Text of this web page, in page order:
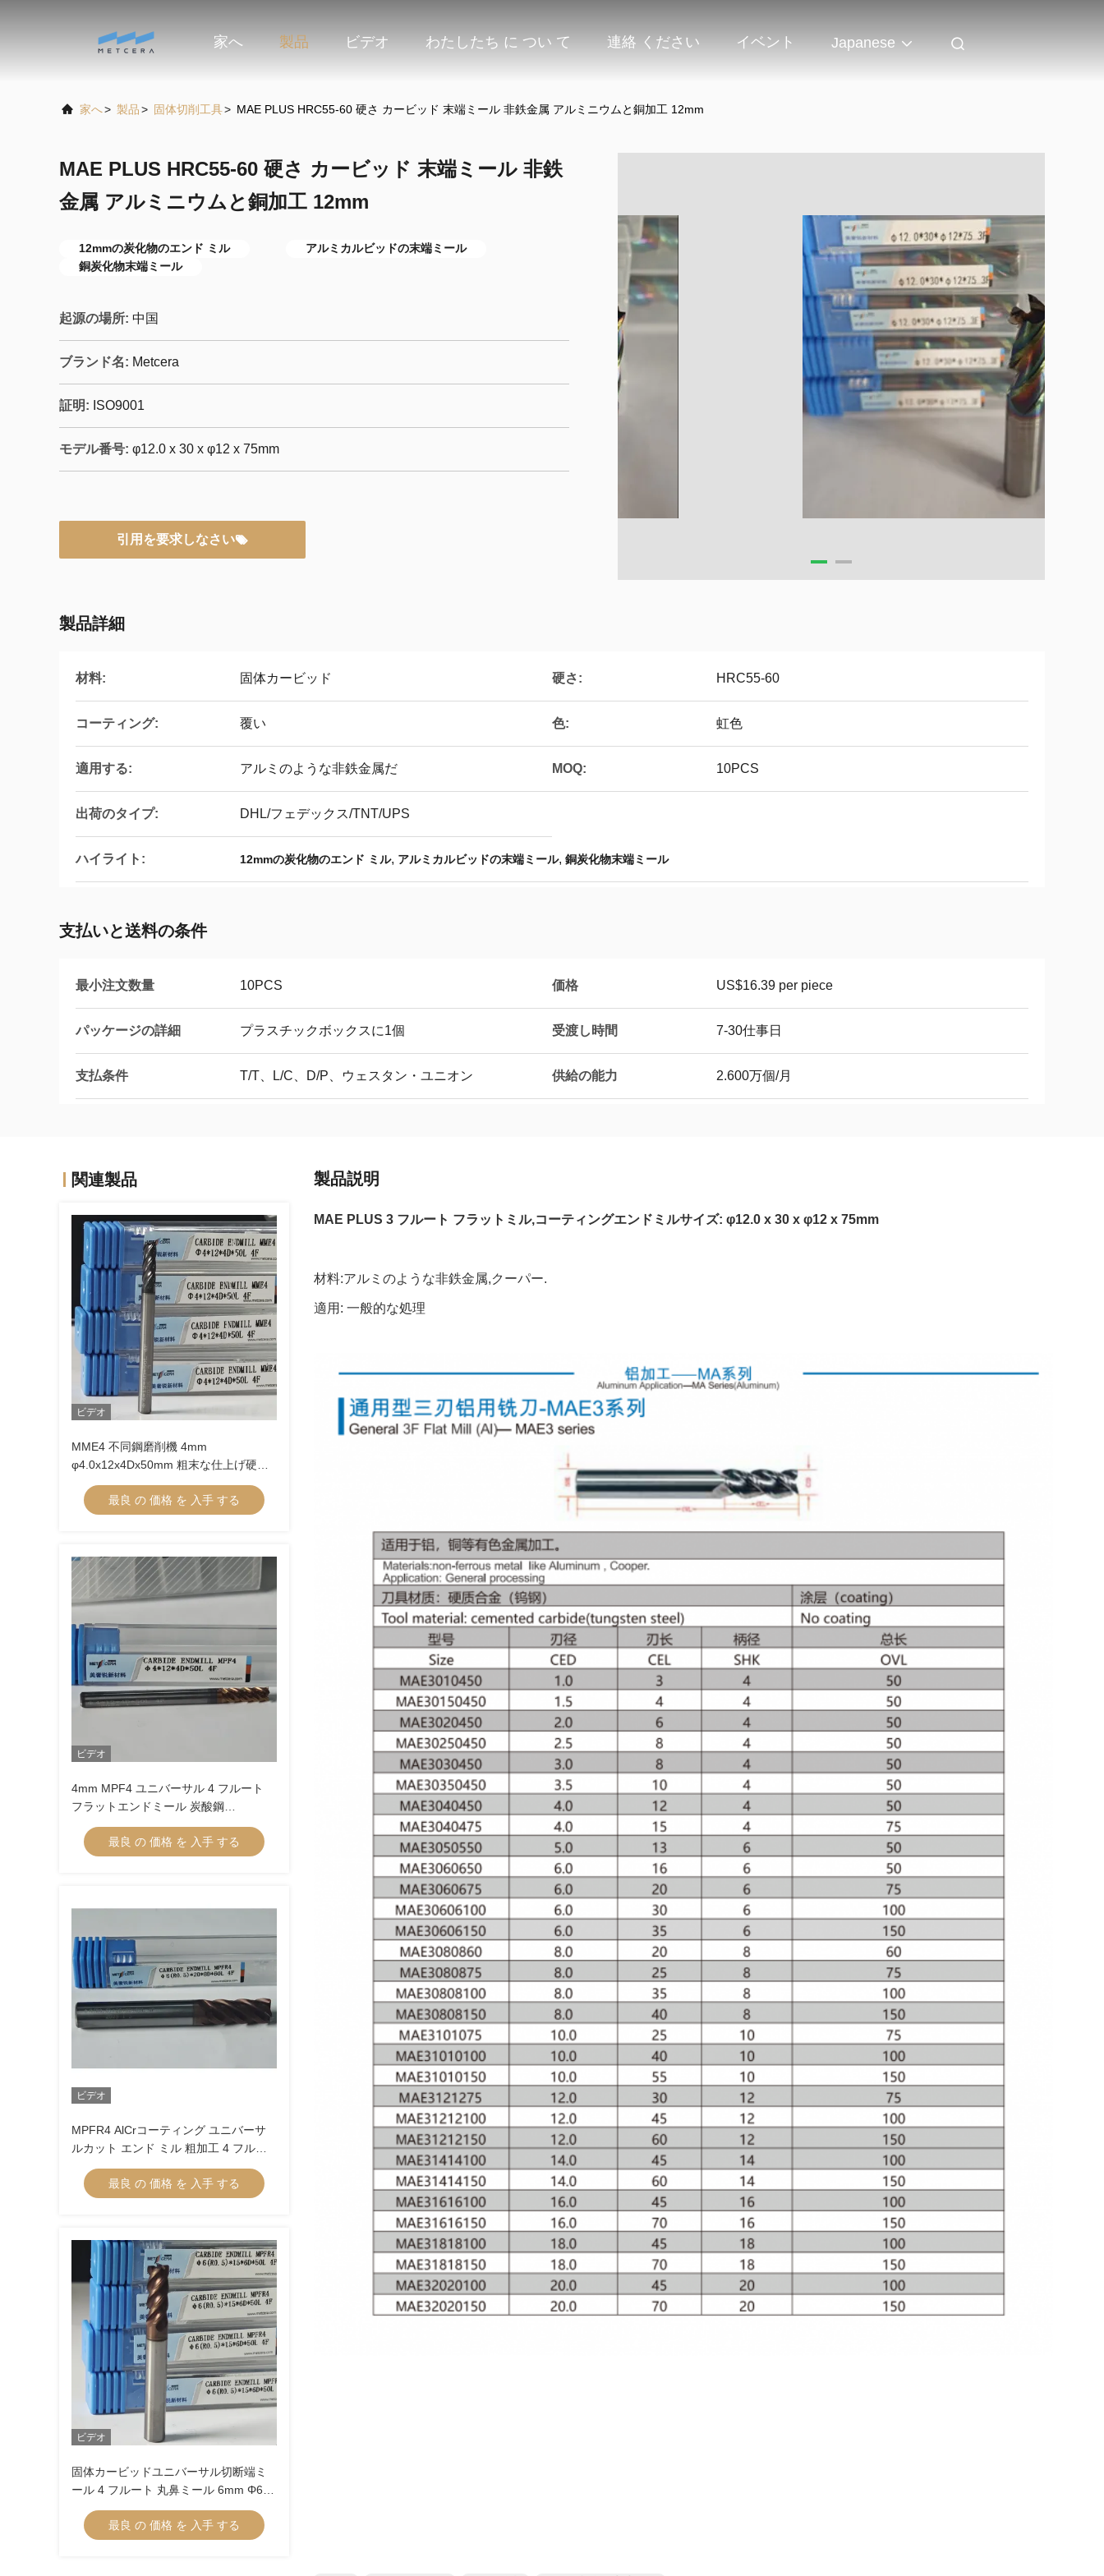
家へ 製品 ビデオ わたしたち に つい て 連絡 ください イベント Japanese
家へ> 製品> 固体切削工具> MAE PLUS HRC55-60 硬さ カービッド 末端ミール 非鉄金属 アルミニウムと銅加工 12mm
MAE PLUS HRC55-60 硬さ カービッド 末端ミール 非鉄
金属 アルミニウムと銅加工 12mm
12mmの炭化物のエンド ミル
アルミカルビッドの末端ミール
銅炭化物末端ミール
起源の場所: 中国
ブランド名: Metcera
証明: ISO9001
モデル番号: φ12.0 x 30 x φ12 x 75mm
引用を要求しなさい
製品詳細
材料: 固体カービッド 硬さ: HRC55-60
コーティング: 覆い 色: 虹色
適用する: アルミのような非鉄金属だ MOQ: 10PCS
出荷のタイプ: DHL/フェデックス/TNT/UPS
ハイライト: 12mmの炭化物のエンド ミル, アルミカルビッドの末端ミール, 銅炭化物末端ミール
支払いと送料の条件
最小注文数量 10PCS 価格 US$16.39 per piece
パッケージの詳細 プラスチックボックスに1個 受渡し時間 7-30仕事日
支払条件 T/T、L/C、D/P、ウェスタン・ユニオン 供給の能力 2.600万個/月
関連製品
ビデオ
MME4 不同鋼磨削機 4mm
φ4.0x12x4Dx50mm 粗末な仕上げ硬さ
HRC55-60
最良 の 価格 を 入手 する
ビデオ
4mm MPF4 ユニバーサル 4 フルート
フラットエンドミール 炭酸鋼
Φ4x12x4Dx50mmの乾燥湿加工
最良 の 価格 を 入手 する
ビデオ
MPFR4 AlCrコーティング ユニバーサ
ルカット エンド ミル 粗加工 4 フルー
ト 丸鼻ミル 8mm Φ8 R0.5
x20x8Dx60mm
最良 の 価格 を 入手 する
ビデオ
固体カービッドユニバーサル切断端ミ
ール 4 フルート 丸鼻ミール 6mm Φ6
R0.5 X15x6Dx50mm 前硬化鋼材用
最良 の 価格 を 入手 する
製品説明
MAE PLUS 3 フルート フラットミル,コーティングエンドミルサイズ: φ12.0 x 30 x φ12 x 75mm
材料:アルミのような非鉄金属,クーパー.
適用: 一般的な処理